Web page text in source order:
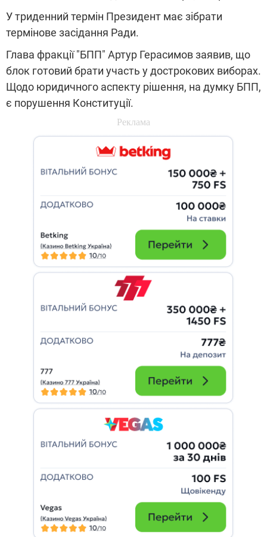
У триденний термін Президент має зібрати
термінове засідання Ради.
Глава фракції "БПП" Артур Герасимов заявив, що
блок готовий брати участь у дострокових виборах.
Щодо юридичного аспекту рішення, на думку БПП,
є порушення Конституції.